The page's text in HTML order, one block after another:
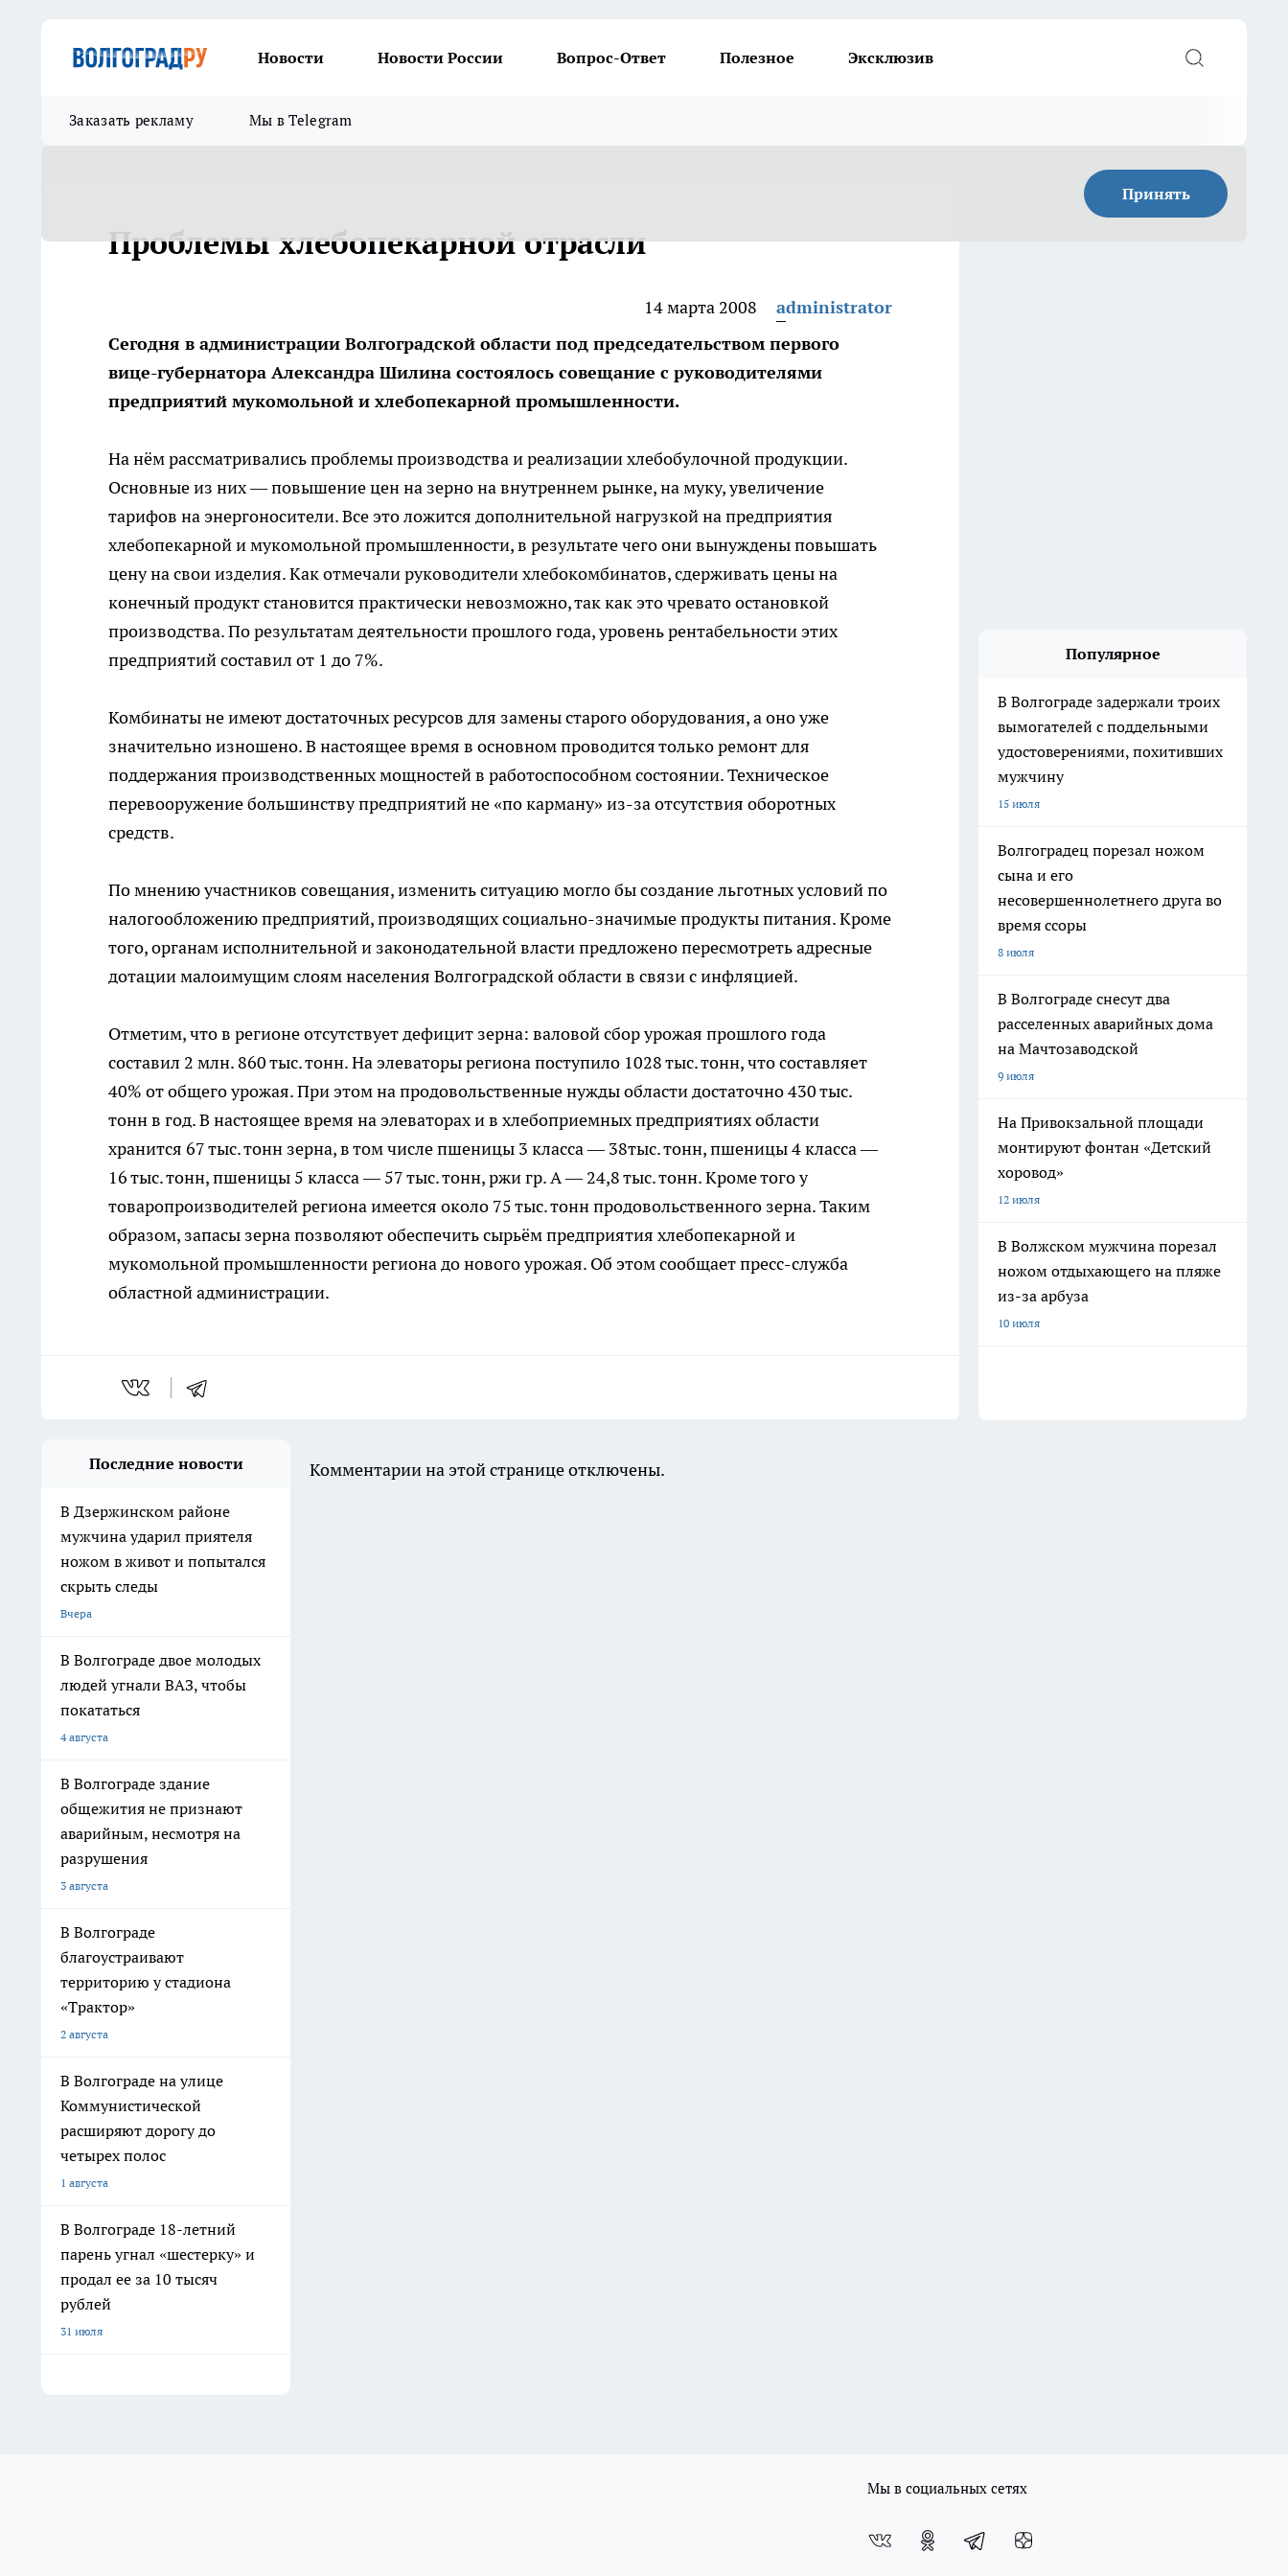
Новости Новости России Вопрос-Ответ Полезное Эксклюзив
Заказать рекламу Мы в Telegram
Принять
Проблемы хлебопекарной отрасли
14 марта 2008
administrator
Сегодня в администрации Волгоградской области под председательством первого
вице-губернатора Александра Шилина состоялось совещание с руководителями
предприятий мукомольной и хлебопекарной промышленности.
На нём рассматривались проблемы производства и реализации хлебобулочной продукции.
Основные из них — повышение цен на зерно на внутреннем рынке, на муку, увеличение
тарифов на энергоносители. Все это ложится дополнительной нагрузкой на предприятия
хлебопекарной и мукомольной промышленности, в результате чего они вынуждены повышать
цену на свои изделия. Как отмечали руководители хлебокомбинатов, сдерживать цены на
конечный продукт становится практически невозможно, так как это чревато остановкой
производства. По результатам деятельности прошлого года, уровень рентабельности этих
предприятий составил от 1 до 7%.
Комбинаты не имеют достаточных ресурсов для замены старого оборудования, а оно уже
значительно изношено. В настоящее время в основном проводится только ремонт для
поддержания производственных мощностей в работоспособном состоянии. Техническое
перевооружение большинству предприятий не «по карману» из-за отсутствия оборотных
средств.
По мнению участников совещания, изменить ситуацию могло бы создание льготных условий по
налогообложению предприятий, производящих социально-значимые продукты питания. Кроме
того, органам исполнительной и законодательной власти предложено пересмотреть адресные
дотации малоимущим слоям населения Волгоградской области в связи с инфляцией.
Отметим, что в регионе отсутствует дефицит зерна: валовой сбор урожая прошлого года
составил 2 млн. 860 тыс. тонн. На элеваторы региона поступило 1028 тыс. тонн, что составляет
40% от общего урожая. При этом на продовольственные нужды области достаточно 430 тыс.
тонн в год. В настоящее время на элеваторах и в хлебоприемных предприятиях области
хранится 67 тыс. тонн зерна, в том числе пшеницы 3 класса — 38тыс. тонн, пшеницы 4 класса —
16 тыс. тонн, пшеницы 5 класса — 57 тыс. тонн, ржи гр. А — 24,8 тыс. тонн. Кроме того у
товаропроизводителей региона имеется около 75 тыс. тонн продовольственного зерна. Таким
образом, запасы зерна позволяют обеспечить сырьём предприятия хлебопекарной и
мукомольной промышленности региона до нового урожая. Об этом сообщает пресс-служба
областной администрации.
Популярное
В Волгограде задержали троих
вымогателей с поддельными
удостоверениями, похитивших
мужчину
15 июля
Волгоградец порезал ножом
сына и его
несовершеннолетнего друга во
время ссоры
8 июля
В Волгограде снесут два
расселенных аварийных дома
на Мачтозаводской
9 июля
На Привокзальной площади
монтируют фонтан «Детский
хоровод»
12 июля
В Волжском мужчина порезал
ножом отдыхающего на пляже
из-за арбуза
10 июля
Последние новости
В Дзержинском районе
мужчина ударил приятеля
ножом в живот и попытался
скрыть следы
Вчера
В Волгограде двое молодых
людей угнали ВАЗ, чтобы
покататься
4 августа
В Волгограде здание
общежития не признают
аварийным, несмотря на
разрушения
3 августа
В Волгограде
благоустраивают
территорию у стадиона
«Трактор»
2 августа
В Волгограде на улице
Коммунистической
расширяют дорогу до
четырех полос
1 августа
В Волгограде 18-летний
парень угнал «шестерку» и
продал ее за 10 тысяч
рублей
31 июля
Комментарии на этой странице отключены.
Мы в социальных сетях